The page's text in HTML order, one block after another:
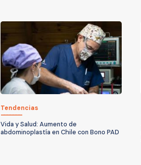
Tendencias
Vida y Salud: Aumento de
abdominoplastía en Chile con Bono PAD